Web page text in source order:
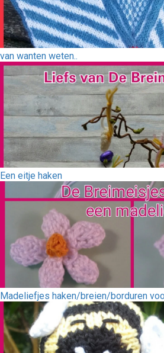
van wanten weten..
Een eitje haken
Madeliefjes haken/breien/borduren